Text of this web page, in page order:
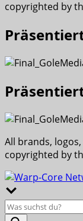
copyrighted by
All brands,
copyrighted by